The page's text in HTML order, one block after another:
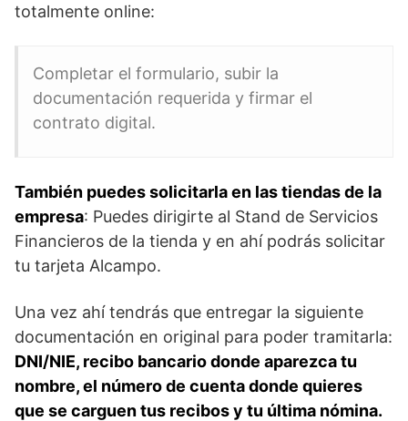
totalmente online:
Completar el formulario, subir la
documentación requerida y firmar el
contrato digital.
También puedes solicitarla en las tiendas de la
empresa: Puedes dirigirte al Stand de Servicios
Financieros de la tienda y en ahí podrás solicitar
tu tarjeta Alcampo.
Una vez ahí tendrás que entregar la siguiente
documentación en original para poder tramitarla:
DNI/NIE, recibo bancario donde aparezca tu
nombre, el número de cuenta donde quieres
que se carguen tus recibos y tu última nómina.